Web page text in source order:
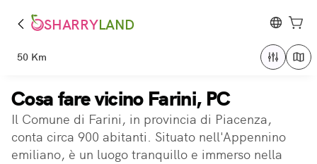
SHARRYLAND
50 Km
Cosa fare vicino Farini, PC
Il Comune di Farini, in provincia di Piacenza,
conta circa 900 abitanti. Situato nell'Appennino
emiliano, è un luogo tranquillo e immerso nella